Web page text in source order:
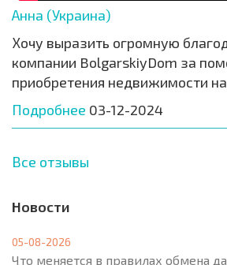
Анна (Украина)
Хочу выразить огромную
компании BolgarskiyDom за
приобретения недвижимости
Подробнее 03-12-2024
Все отзывы
Новости
05-08-2026
Что меняется в правилах обмена